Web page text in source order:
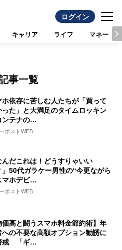
ログイン
キャリア ライフ マネー
事一覧
ホ依存に苦しむ人たちが「買って
った」と大満足のタイムロッキン
ンテナの…
ポストWEB
んだこれは！どうすりゃいい
」50代ガラケー男性の“今更ながら
マホデビ…
ポストWEB
価高と闘うスマホ料金節約術】年
への不要な高額オプション勧誘に
戒 「ギ…